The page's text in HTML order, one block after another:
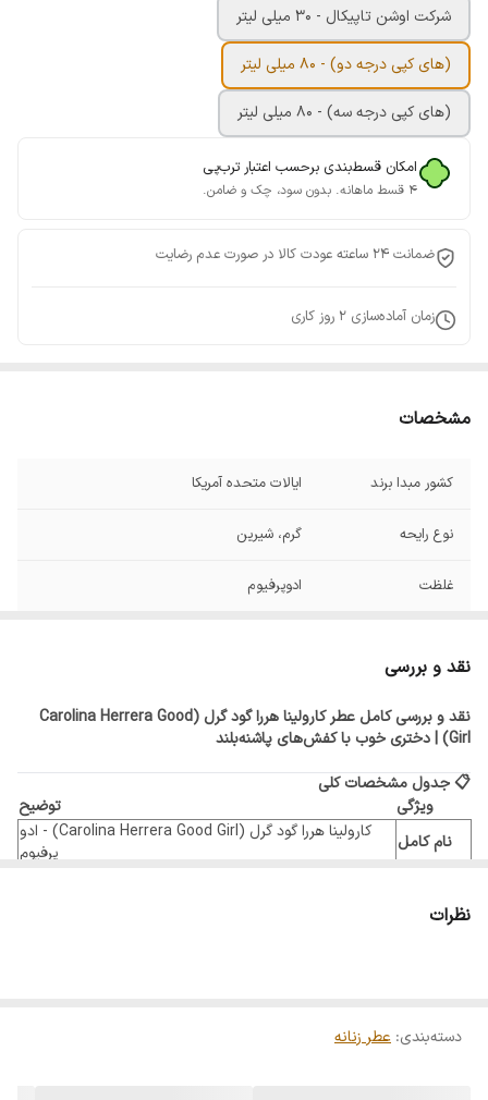
شرکت اوشن تاپیکال - 30 میلی لیتر
(های کپی درجه دو) - 80 میلی لیتر
(های کپی درجه سه) - 80 میلی لیتر
امکان قسط‌بندی برحسب اعتبار ترب‌پی
۴ قسط ماهانه. بدون سود، چک و ضامن.
ضمانت 24 ساعته عودت کالا در صورت عدم رضایت
زمان آماده‌سازی 2 روز کاری
مشخصات
کشور مبدا برند ایالات متحده آمریکا
نوع رایحه گرم، شیرین
غلظت ادوپرفیوم
نت میانی
گل مریم، یاس رازقی، شکوفه پرتقال، زنبق و رز
نت پایانی
دانه تونکا، کاکائو، وانیل، چوب صندل، چوب
کشمیر
نقد و بررسی
نقد و بررسی کامل عطر کارولینا هررا گود گرل (Carolina Herrera Good
Girl) | دختری خوب با کفش‌های پاشنه‌بلند
📋 جدول مشخصات کلی
ویژگی
توضیح
نام کامل
کارولینا هررا گود گرل (Carolina Herrera Good Girl) - ادو
پرفیوم
کشور مبدأ
سال عرضه
عطار
(طراح)
نظرات
دسته‌بندی: عطر زنانه